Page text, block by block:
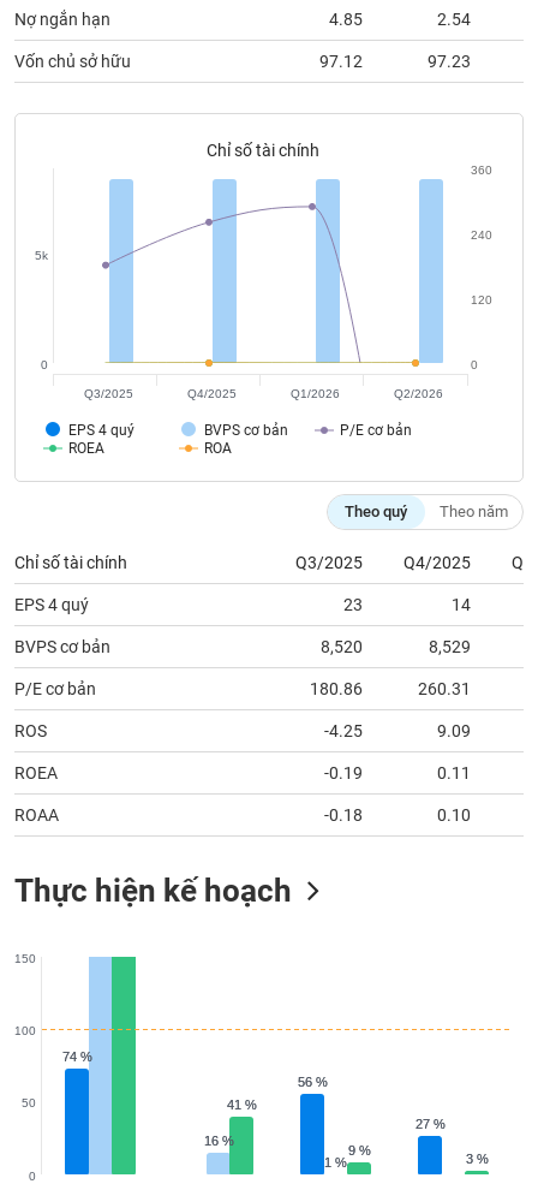
Nợ ngắn hạn 4.85 2.54
Vốn chủ sở hữu 97.12 97.23
Chỉ số tài chính
EPS 4 quý BVPS cơ bản
P/E cơ bản
ROEA
ROA
0
5k
0
120
240
360
Q3/2025 Q4/2025 Q1/2026 Q2/2026
Theo quý Theo năm
Chỉ số tài chính Q3/2025 Q4/2025
EPS 4 quý 23 14
BVPS cơ bản 8,520 8,529
P/E cơ bản 180.86 260.31
ROS -4.25 9.09
ROEA -0.19 0.11
ROAA -0.18 0.10
Thực hiện kế hoạch
74 %
74 %
56 %
56 %
27 %
27 %
16 %
16 %
1 %
1 %
41 %
41 %
9 %
9 %
3 %
3 %
0
50
100
150
Truyền